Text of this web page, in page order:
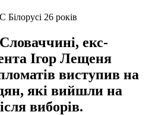
26 років
екс-
Ігор Лещеня
виступив на
які вийшли на
виборів.